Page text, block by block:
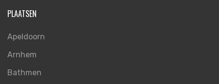
PLAATSEN
Apeldoorn
Arnhem
Bathmen